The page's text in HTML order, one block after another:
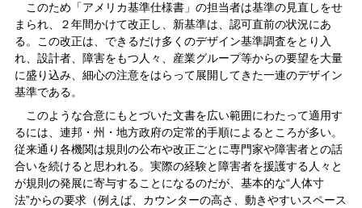
このため「アメリカ基準仕様書」の担当者は基準の見直しをせ
まられ、２年間かけて改正し、新基準は、認可直前の状況にあ
る。この改正は、できるだけ多くのデザイン基準調査をとり入
れ、設計者、障害をもつ人々、産業グループ等からの要望を大量
に盛り込み、細心の注意をはらって展開してきた一連のデザイン
基準である。
このような合意にもとづいた文書を広い範囲にわたって適用す
るには、連邦・州・地方政府の定常的手順によるところが多い。
従来通り各機関は規則の公布や改正ごとに専門家や障害者との話
合いを続けると思われる。実際の経験と障害者を援護する人々と
が規則の発展に寄与することになるのだが、基本的な“人体寸
法”からの要求（例えば、カウンターの高さ、動きやすいスペース